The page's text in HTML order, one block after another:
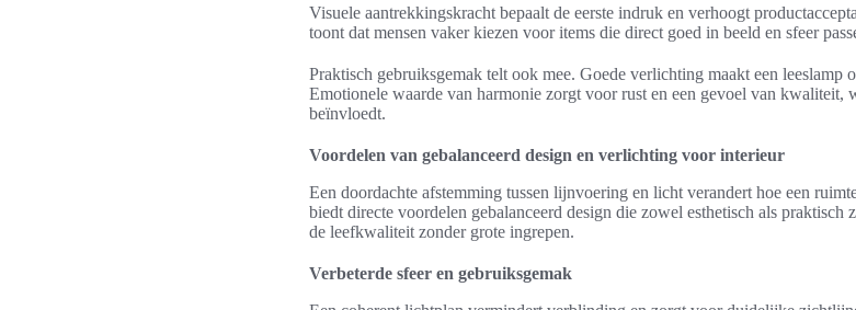
Visuele aantrekkingskracht bepaalt de eerste indruk en verhoogt
toont dat mensen vaker kiezen voor items die direct goed in beeld en sfeer
Praktisch gebruiksgemak telt ook mee. Goede verlichting maakt een leeslamp
Emotionele waarde van harmonie zorgt voor rust en een gevoel van kwaliteit,
beïnvloedt.
Voordelen van gebalanceerd design en verlichting voor interieur
Een doordachte afstemming tussen lijnvoering en licht verandert hoe een
biedt directe voordelen gebalanceerd design die zowel esthetisch als
de leefkwaliteit zonder grote ingrepen.
Verbeterde sfeer en gebruiksgemak